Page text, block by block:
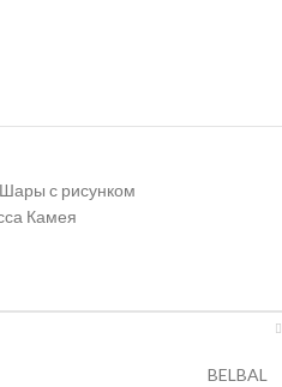
Шары с рисунком
Камея
BELBAL